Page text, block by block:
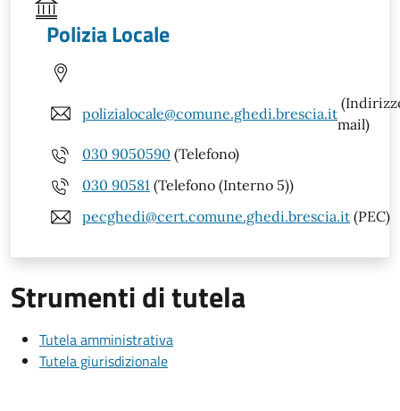
Polizia Locale
polizialocale@comune.ghedi.brescia.it
mail)
030 9050590 (Telefono)
030 90581 (Telefono (Interno 5))
pecghedi@cert.comune.ghedi.brescia.it (PEC)
Strumenti di tutela
Tutela amministrativa
Tutela giurisdizionale